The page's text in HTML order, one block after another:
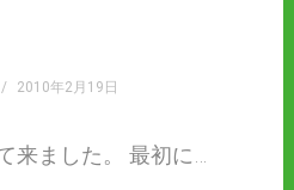
/ 2010年2月19日
来ました。 最初に…